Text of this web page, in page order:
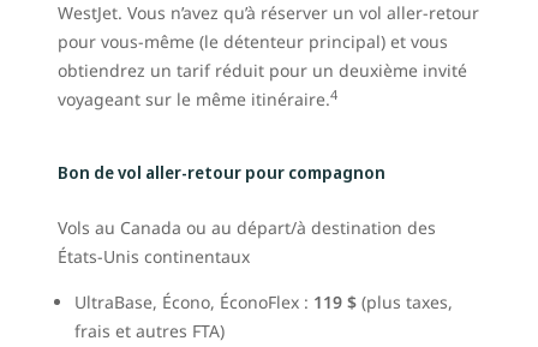
WestJet. Vous n’avez qu’à réserver un vol aller-retour
pour vous-même (le détenteur principal) et vous
obtiendrez un tarif réduit pour un deuxième invité
voyageant sur le même itinéraire.4
Bon de vol aller-retour pour compagnon
Vols au Canada ou au départ/à destination des
États-Unis continentaux
UltraBase, Écono, ÉconoFlex : 119 $ (plus taxes,
frais et autres FTA)